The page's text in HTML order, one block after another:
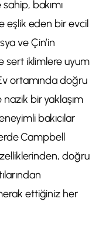
bakımı
eşlik eden bir evcil
ve Çin’in
sert iklimlere uyum
ortamında doğru
bir yaklaşım
bakıcılar
Campbell
doğru
ettiğiniz her